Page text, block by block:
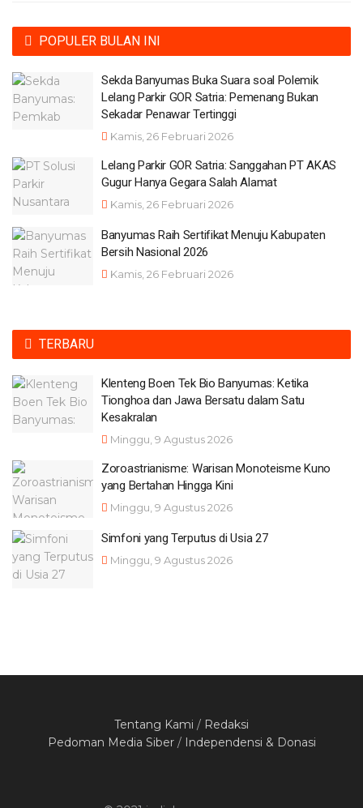
POPULER BULAN INI
Sekda Banyumas Buka Suara soal Polemik
Lelang Parkir GOR Satria: Pemenang Bukan
Sekadar Penawar Tertinggi
Kamis, 26 Februari 2026
Lelang Parkir GOR Satria: Sanggahan PT AKAS
Gugur Hanya Gegara Salah Alamat
Kamis, 26 Februari 2026
Banyumas Raih Sertifikat Menuju Kabupaten
Bersih Nasional 2026
Kamis, 26 Februari 2026
TERBARU
Klenteng Boen Tek Bio Banyumas: Ketika
Tionghoa dan Jawa Bersatu dalam Satu
Kesakralan
Minggu, 9 Agustus 2026
Zoroastrianisme: Warisan Monoteisme Kuno
yang Bertahan Hingga Kini
Minggu, 9 Agustus 2026
Simfoni yang Terputus di Usia 27
Minggu, 9 Agustus 2026
Tentang Kami / Redaksi
Pedoman Media Siber/ Independensi & Donasi